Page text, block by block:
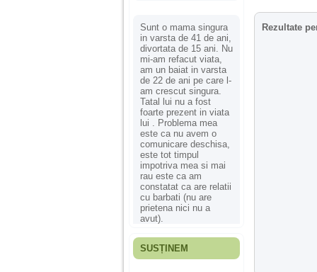
Sunt o mama singura
in varsta de 41 de ani,
divortata de 15 ani. Nu
mi-am refacut viata,
am un baiat in varsta
de 22 de ani pe care l-
am crescut singura.
Tatal lui nu a fost
foarte prezent in viata
lui . Problema mea
este ca nu avem o
comunicare deschisa,
este tot timpul
impotriva mea si mai
rau este ca am
constatat ca are relatii
cu barbati (nu are
prietena nici nu a
avut).
Fiica mea s-a nascut
SUSȚINEM
Rezultate